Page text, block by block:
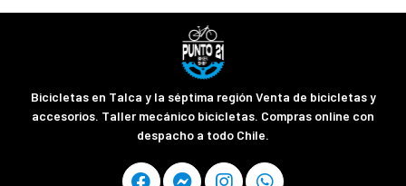
Bicicletas en Talca y la séptima región Venta de bicicletas y
accesorios. Taller mecánico bicicletas. Compras online con
despacho a todo Chile.